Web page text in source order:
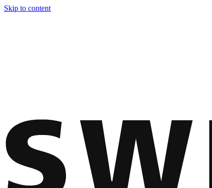
Skip to content